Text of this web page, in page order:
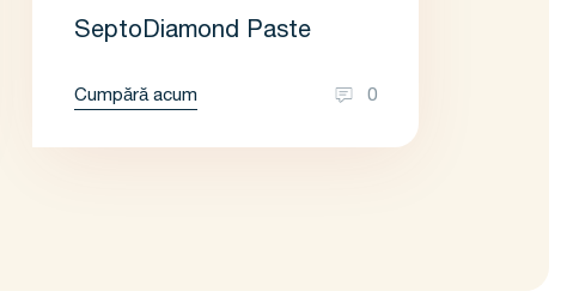
SeptoDiamond Paste
0
Cumpără acum